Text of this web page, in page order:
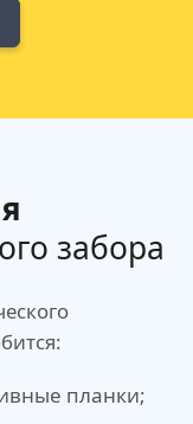
забора
планки;